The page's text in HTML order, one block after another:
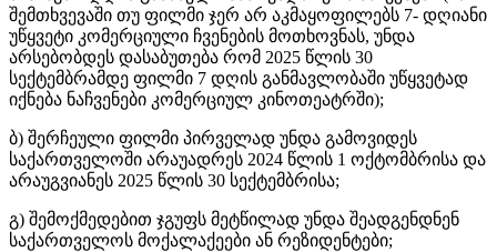
შემთხვევაში თუ ფილმი ჯერ არ აკმაყოფილებს 7- დღიანი
უწყვეტი კომერციული ჩვენების მოთხოვნას, უნდა
არსებობდეს დასაბუთება რომ 2025 წლის 30
სექტემბრამდე ფილმი 7 დღის განმავლობაში უწყვეტად
იქნება ნაჩვენები კომერციულ კინოთეატრში);
ბ) შერჩეული ფილმი პირველად უნდა გამოვიდეს
საქართველოში არაუადრეს 2024 წლის 1 ოქტომბრისა და
არაუგვიანეს 2025 წლის 30 სექტემბრისა;
გ) შემოქმედებით ჯგუფს მეტწილად უნდა შეადგენდნენ
საქართველოს მოქალაქეები ან რეზიდენტები;